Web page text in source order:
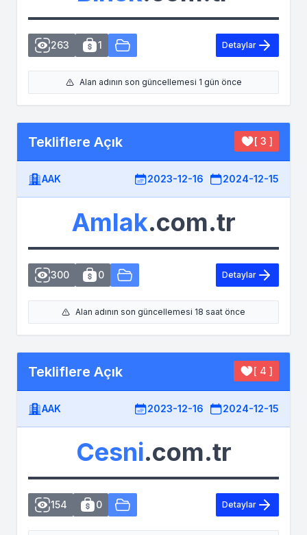
263 1 Detaylar
Alan adının son güncellemesi 1 gün önce
Tekliflere Açık [ 3 ]
AAK 2023-12-16 2024-12-15
Amlak.com.tr
300 0 Detaylar
Alan adının son güncellemesi 18 saat önce
Tekliflere Açık [ 4 ]
AAK 2023-12-16 2024-12-15
Cesni.com.tr
154 0 Detaylar